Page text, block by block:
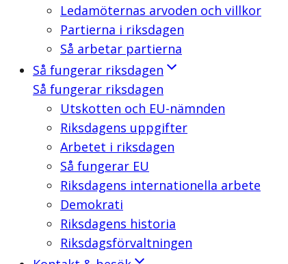
Ledamöternas arvoden och villkor
Partierna i riksdagen
Så arbetar partierna
Så fungerar riksdagen
Så fungerar riksdagen
Utskotten och EU-nämnden
Riksdagens uppgifter
Arbetet i riksdagen
Så fungerar EU
Riksdagens internationella arbete
Demokrati
Riksdagens historia
Riksdagsförvaltningen